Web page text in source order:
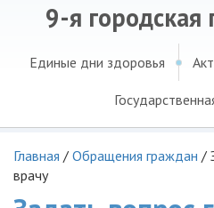
9-я городская
Единые дни здоровья
Главная / Обращения граждан /
врачу